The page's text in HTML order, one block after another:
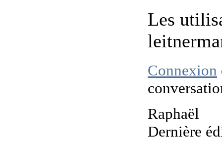
Les
Connexion
Raphaël
Dernière